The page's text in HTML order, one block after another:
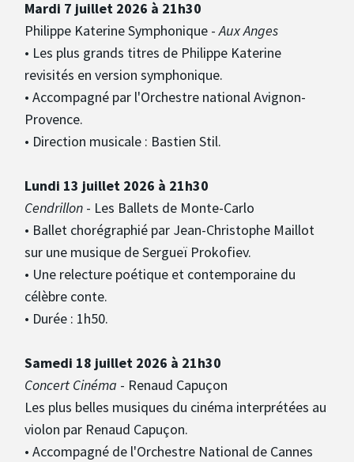
Mardi 7 juillet 2026 à 21h30
Philippe Katerine Symphonique -Aux Anges
• Les plus grands titres de Philippe Katerine
revisités en version symphonique.
• Accompagné par l'Orchestre national Avignon-
Provence.
• Direction musicale : Bastien Stil.
Lundi 13 juillet 2026 à 21h30
Cendrillon - Les Ballets de Monte-Carlo
• Ballet chorégraphié par Jean-Christophe Maillot
sur une musique de Sergueï Prokofiev.
• Une relecture poétique et contemporaine du
célèbre conte.
• Durée : 1h50.
Samedi 18 juillet 2026 à 21h30
Concert Cinéma - Renaud Capuçon
Les plus belles musiques du cinéma interprétées au
violon par Renaud Capuçon.
• Accompagné de l'Orchestre National de Cannes